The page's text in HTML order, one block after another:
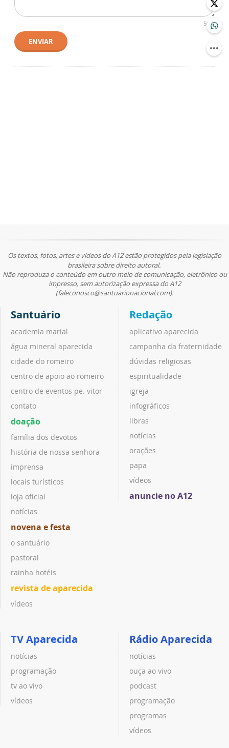
500
ENVIAR
Os textos, fotos, artes e vídeos do A12 estão protegidos pela legislação
brasileira sobre direito autoral.
Não reproduza o conteúdo em outro meio de comunicação, eletrônico ou
impresso, sem autorização expressa do A12
(faleconosco@santuarionacional.com).
Santuário
academia marial
água mineral aparecida
cidade do romeiro
centro de apoio ao romeiro
centro de eventos pe. vitor
contato
doação
família dos devotos
história de nossa senhora
imprensa
locais turísticos
loja oficial
notícias
novena e festa
o santuário
pastoral
rainha hotéis
revista de aparecida
vídeos
Redação
aplicativo aparecida
campanha da fraternidade
dúvidas religiosas
espiritualidade
igreja
infográficos
libras
notícias
orações
papa
vídeos
anuncie no A12
TV Aparecida
notícias
programação
tv ao vivo
vídeos
Rádio Aparecida
notícias
ouça ao vivo
podcast
programação
programas
vídeos